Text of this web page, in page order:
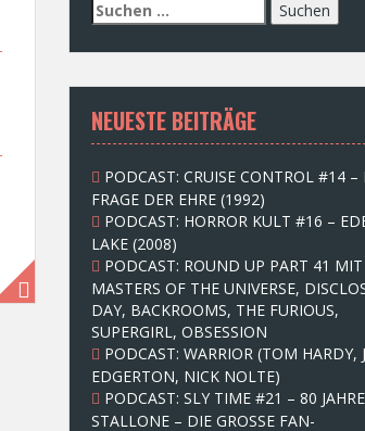
S
u
c
e
n
n
c
h
:
NEUESTE BEITRÄGE
PODCAST: CRUISE CONTROL #14 –
FRAGE DER EHRE (1992)
PODCAST: HORROR KULT #16 –
LAKE (2008)
PODCAST: ROUND UP PART 41 MIT
MASTERS OF THE UNIVERSE,
DAY, BACKROOMS, THE FURIOUS,
SUPERGIRL, OBSESSION
PODCAST: WARRIOR (TOM HARDY,
EDGERTON, NICK NOLTE)
PODCAST: SLY TIME #21 – 80 JAHRE
STALLONE – DIE GROSSE FAN-